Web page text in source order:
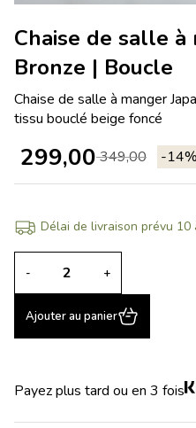
Chaise de salle à
Bronze | Boucle
Chaise de salle à manger
tissu bouclé beige foncé
-14%
349,00
299,00
Délai de livraison prévu 10
- +
Ajouter au panier
Payez plus tard ou en 3 fois